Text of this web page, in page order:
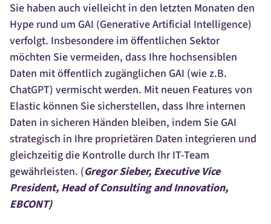
Sie haben auch vielleicht in den letzten Monaten den
Hype rund um GAI (Generative Artificial Intelligence)
verfolgt. Insbesondere im öffentlichen Sektor
möchten Sie vermeiden, dass Ihre hochsensiblen
Daten mit öffentlich zugänglichen GAI (wie z.B.
ChatGPT) vermischt werden. Mit neuen Features von
Elastic können Sie sicherstellen, dass Ihre internen
Daten in sicheren Händen bleiben, indem Sie GAI
strategisch in Ihre proprietären Daten integrieren und
gleichzeitig die Kontrolle durch Ihr IT-Team
gewährleisten. (Gregor Sieber, Executive Vice
President, Head of Consulting and Innovation,
EBCONT)